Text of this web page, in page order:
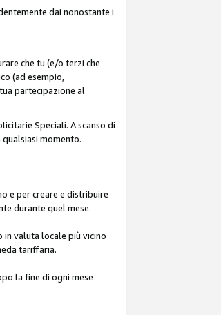
dai nonostante i
che tu (e/o terzi che
(ad esempio,
partecipazione al
Speciali. A scanso di
momento.
e per creare e distribuire
durante quel mese.
valuta locale più vicino
tariffaria.
la fine di ogni mese